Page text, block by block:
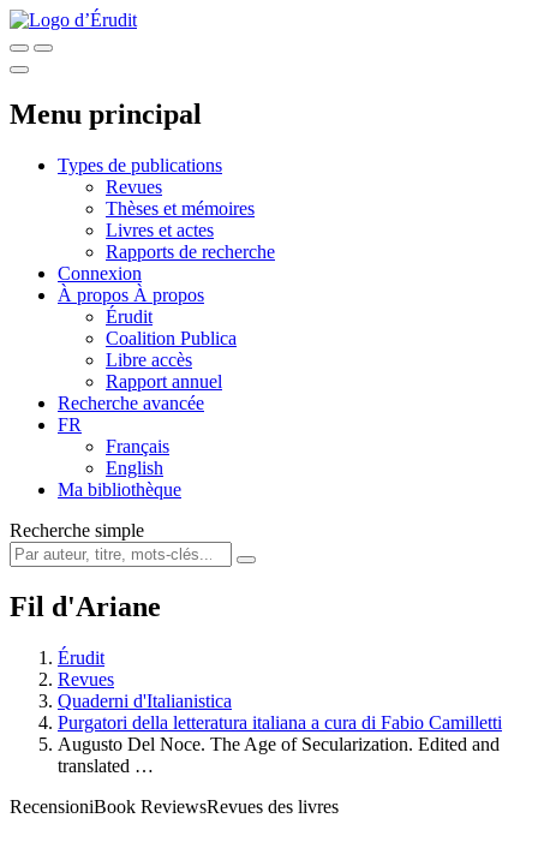
Menu principal
Types de publications
Revues
Thèses et mémoires
Livres et actes
Rapports de recherche
Connexion
À propos À propos
Érudit
Coalition Publica
Libre accès
Rapport annuel
Recherche avancée
FR
Français
English
Ma bibliothèque
Recherche simple
Fil d'Ariane
Érudit
Revues
Quaderni d'Italianistica
Purgatori della letteratura italiana a cura di Fabio Camilletti
Augusto Del Noce. The Age of Secularization. Edited and
translated …
RecensioniBook ReviewsRevues des livres